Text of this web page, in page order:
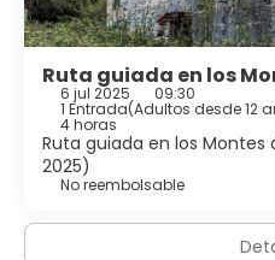
Ruta guiada en los
6 jul 2025 09:30
1 Entrada(Adultos desde 12
4 horas
Ruta guiada en los Montes
2025)
No reembolsable